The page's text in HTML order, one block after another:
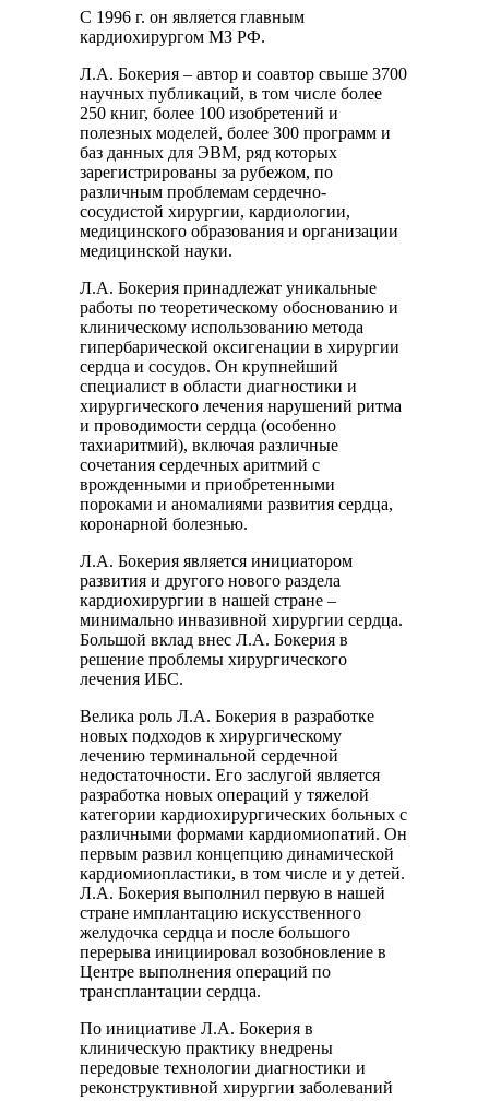
С 1996 г. он является главным
кардиохирургом МЗ РФ.
Л.А. Бокерия – автор и соавтор свыше 3700
научных публикаций, в том числе более
250 книг, более 100 изобретений и
полезных моделей, более 300 программ и
баз данных для ЭВМ, ряд которых
зарегистрированы за рубежом, по
различным проблемам сердечно-
сосудистой хирургии, кардиологии,
медицинского образования и организации
медицинской науки.
Л.А. Бокерия принадлежат уникальные
работы по теоретическому обоснованию и
клиническому использованию метода
гипербарической оксигенации в хирургии
сердца и сосудов. Он крупнейший
специалист в области диагностики и
хирургического лечения нарушений ритма
и проводимости сердца (особенно
тахиаритмий), включая различные
сочетания сердечных аритмий с
врожденными и приобретенными
пороками и аномалиями развития сердца,
коронарной болезнью.
Л.А. Бокерия является инициатором
развития и другого нового раздела
кардиохирургии в нашей стране –
минимально инвазивной хирургии сердца.
Большой вклад внес Л.А. Бокерия в
решение проблемы хирургического
лечения ИБС.
Велика роль Л.А. Бокерия в разработке
новых подходов к хирургическому
лечению терминальной сердечной
недостаточности. Его заслугой является
разработка новых операций у тяжелой
категории кардиохирургических больных с
различными формами кардиомиопатий. Он
первым развил концепцию динамической
кардиомиопластики, в том числе и у детей.
Л.А. Бокерия выполнил первую в нашей
стране имплантацию искусственного
желудочка сердца и после большого
перерыва инициировал возобновление в
Центре выполнения операций по
трансплантации сердца.
По инициативе Л.А. Бокерия в
клиническую практику внедрены
передовые технологии диагностики и
реконструктивной хирургии заболеваний